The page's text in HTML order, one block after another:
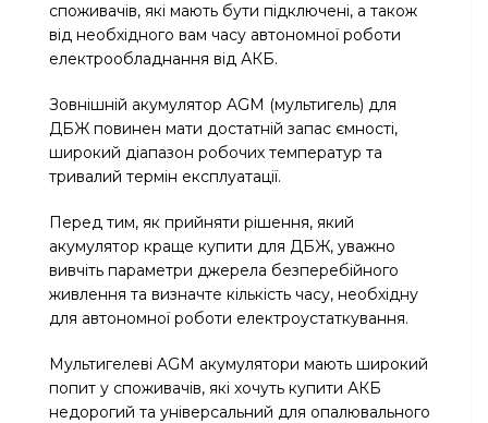
споживачів, які мають бути підключені, а також
від необхідного вам часу автономної роботи
електрообладнання від АКБ.
Зовнішній акумулятор AGM (мультигель) для
ДБЖ повинен мати достатній запас ємності,
широкий діапазон робочих температур та
тривалий термін експлуатації.
Перед тим, як прийняти рішення, який
акумулятор краще купити для ДБЖ, уважно
вивчіть параметри джерела безперебійного
живлення та визначте кількість часу, необхідну
для автономної роботи електроустаткування.
Мультигелеві AGM акумулятори мають широкий
попит у споживачів, які хочуть купити АКБ
недорогий та універсальний для опалювального